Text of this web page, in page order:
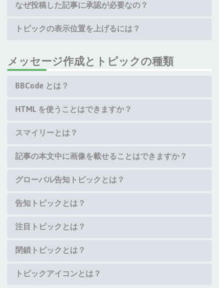
なぜ投稿した記事に承認が必要なの？
トピックの表示位置を上げるには？
メッセージ作成とトピックの種類
BBCode とは？
HTML を使うことはできますか？
スマイリーとは？
記事の本文中に画像を載せることはできますか？
グローバル告知トピックとは？
告知トピックとは？
注目トピックとは？
閉鎖トピックとは？
トピックアイコンとは？